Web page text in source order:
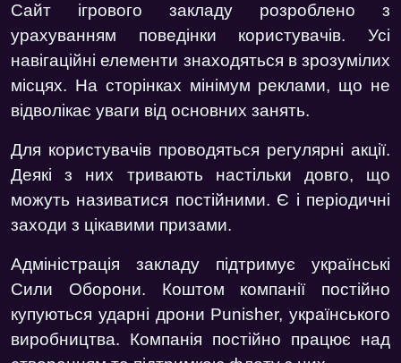
Сайт ігрового закладу розроблено з
урахуванням поведінки користувачів. Усі
навігаційні елементи знаходяться в зрозумілих
місцях. На сторінках мінімум реклами, що не
відволікає уваги від основних занять.
Для користувачів проводяться регулярні акції.
Деякі з них тривають настільки довго, що
можуть називатися постійними. Є і періодичні
заходи з цікавими призами.
Адміністрація закладу підтримує українські
Сили Оборони. Коштом компанії постійно
купуються ударні дрони Punisher, українського
виробництва. Компанія постійно працює над